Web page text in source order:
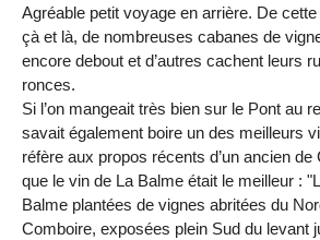
Agréable petit voyage en arrière. De
çà et là, de nombreuses cabanes de
encore debout et d’autres cachent leurs
ronces.
Si l’on mangeait très bien sur le Pont au
savait également boire un des meilleurs
réfère aux propos récents d’un ancien de
que le vin de La Balme était le meilleur :
Balme plantées de vignes abritées du
Comboire, exposées plein Sud du levant